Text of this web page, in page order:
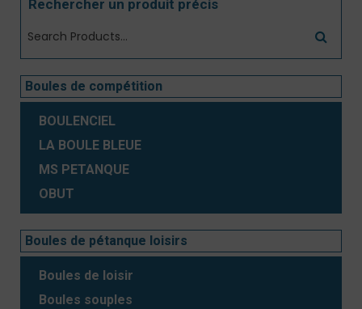
Rechercher un produit précis
Boules de compétition
BOULENCIEL
LA BOULE BLEUE
MS PETANQUE
OBUT
Boules de pétanque loisirs
Boules de loisir
Boules souples